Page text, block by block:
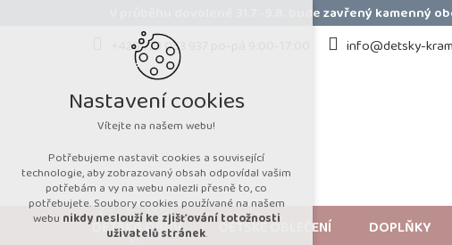
V průběhu dovolené 31.7.-9.8. bude zavřený
+420 723 053 937 po-pá 9:00-17:00
info@detsky-
DĚTSKÁ OBUV DĚTSKÉ OBLEČENÍ DOPLŇKY
Nastavení cookies
Vítejte na našem webu!
Potřebujeme nastavit cookies a související
technologie, aby zobrazovaný obsah odpovídal vašim
potřebám a vy na webu nalezli přesně to, co
potřebujete. Soubory cookies používané na našem
webu nikdy neslouží ke zjišťování totožnosti
uživatelů stránek.